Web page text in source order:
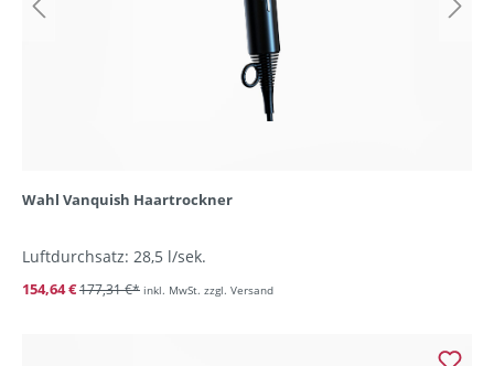
Wahl Vanquish Haartrockner
Luftdurchsatz: 28,5 l/sek.
154,64 €177,31 €* inkl. MwSt. zzgl. Versand